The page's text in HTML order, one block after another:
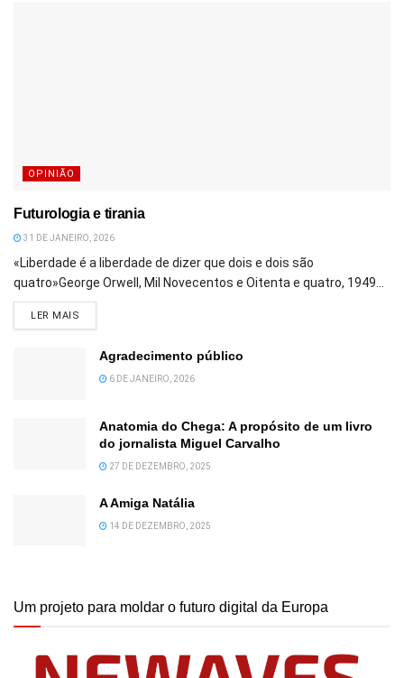
OPINIÃO
Futurologia e tirania
31 DE JANEIRO, 2026
«Liberdade é a liberdade de dizer que dois e dois são
quatro»George Orwell, Mil Novecentos e Oitenta e quatro, 1949...
LER MAIS
Agradecimento público
6 DE JANEIRO, 2026
Anatomia do Chega: A propósito de um livro
do jornalista Miguel Carvalho
27 DE DEZEMBRO, 2025
A Amiga Natália
14 DE DEZEMBRO, 2025
Um projeto para moldar o futuro digital da Europa